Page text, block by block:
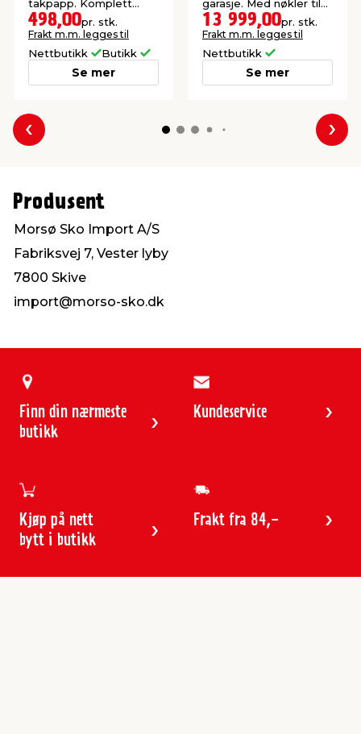
takpapp. Komplett
sett.
498,00pr. stk.
Frakt m.m. legges til
Nettbutikk Butikk
Se mer
garasje. Med nøkler til
alle dører.
13 999,00pr. stk.
Frakt m.m. legges til
Nettbutikk
Se mer
Forrige
Produsent
Morsø Sko Import A/S
Fabriksvej 7, Vester lyby
7800 Skive
import@morso-sko.dk
Finn din nærmeste
butikk
Kundeservice
Kjøp på nett
bytt i butikk
Frakt fra 84,-